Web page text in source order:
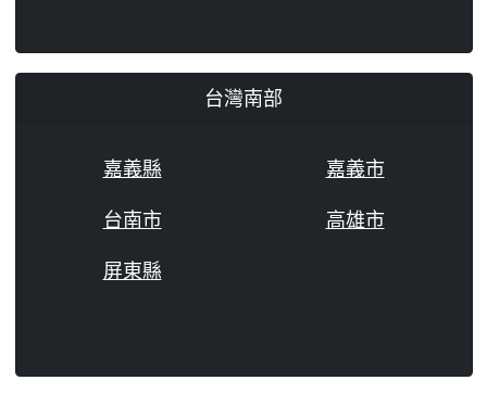
台灣南部
嘉義縣
嘉義市
台南市
高雄市
屏東縣